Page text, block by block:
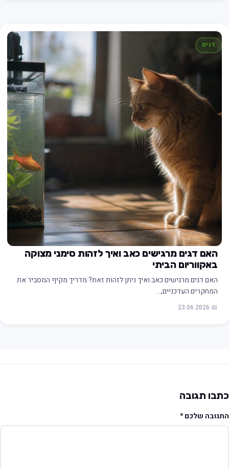
דגים
האם דגים מרגישים כאב ואיך לזהות סימני מצוקה
באקווריום הביתי
האם דגים מרגישים כאב ואיך ניתן לזהות זאת? מדריך מקיף המסביר את
המחקרים העדכניים,…
📅 23.06.2026
תגובה
שלכם*